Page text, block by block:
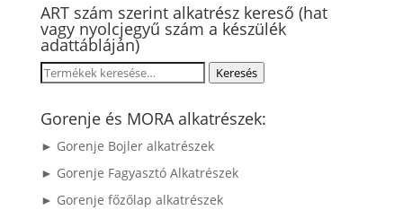
ART szám szerint alkatrész kereső (hat
vagy nyolcjegyű szám a készülék
adattábláján)
Keresés
következőre:
Keresés
Gorenje és MORA alkatrészek:
► Gorenje Bojler alkatrészek
► Gorenje Fagyasztó Alkatrészek
► Gorenje főzőlap alkatrészek